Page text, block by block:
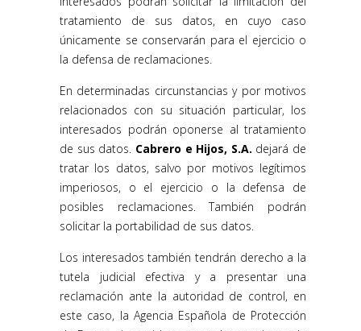
tratamiento de sus datos, en cuyo caso
únicamente se conservarán para el ejercicio o
la defensa de reclamaciones.
En determinadas circunstancias y por motivos
relacionados con su situación particular, los
interesados podrán oponerse al tratamiento
de sus datos. Cabrero e Hijos, S.A. dejará de
tratar los datos, salvo por motivos legítimos
imperiosos, o el ejercicio o la defensa de
posibles reclamaciones. También podrán
solicitar la portabilidad de sus datos.
Los interesados también tendrán derecho a la
tutela judicial efectiva y a presentar una
reclamación ante la autoridad de control, en
este caso, la Agencia Española de Protección